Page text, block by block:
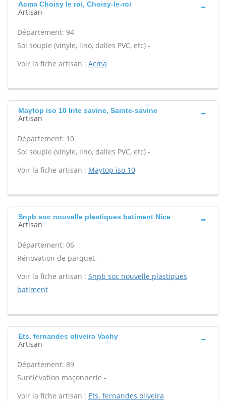
Acma Choisy le roi, Choisy-le-roi
Artisan
Département: 94
Sol souple (vinyle, lino, dalles PVC, etc) -
Voir la fiche artisan : Acma
Maytop iso 10 Inte savine, Sainte-savine
Artisan
Département: 10
Sol souple (vinyle, lino, dalles PVC, etc) -
Voir la fiche artisan : Maytop iso 10
Snpb soc nouvelle plastiques batiment Nice
Artisan
Département: 06
Rénovation de parquet -
Voir la fiche artisan : Snpb soc nouvelle plastiques
batiment
Ets. fernandes oliveira Vachy
Artisan
Département: 89
Surélévation maçonnerie -
Voir la fiche artisan : Ets. fernandes oliveira